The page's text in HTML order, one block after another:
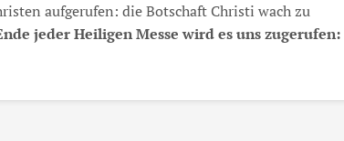
aufgerufen: die Botschaft Christi wach zu
jeder Heiligen Messe wird es uns zugerufen: